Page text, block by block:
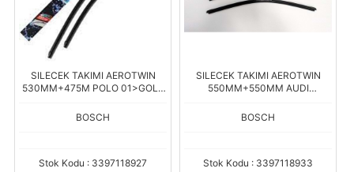
SILECEK TAKIMI AEROTWIN
530MM+475M POLO 01>GOLF
BOSCH
Stok Kodu : 3397118927
SILECEK TAKIMI AEROTWIN
550MM+550MM AUDI
BOSCH
Stok Kodu : 3397118933